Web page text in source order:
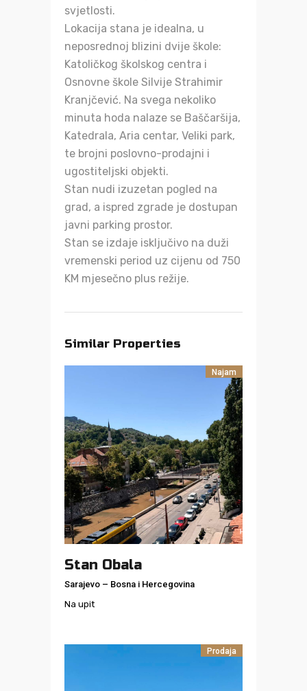
svjetlosti.
Lokacija stana je idealna, u
neposrednoj blizini dvije škole:
Katoličkog školskog centra i
Osnovne škole Silvije Strahimir
Kranjčević. Na svega nekoliko
minuta hoda nalaze se Baščaršija,
Katedrala, Aria centar, Veliki park,
te brojni poslovno-prodajni i
ugostiteljski objekti.
Stan nudi izuzetan pogled na
grad, a ispred zgrade je dostupan
javni parking prostor.
Stan se izdaje isključivo na duži
vremenski period uz cijenu od 750
KM mjesečno plus režije.
Similar Properties
Najam
Stan Obala
Sarajevo – Bosna i Hercegovina
Na upit
Prodaja